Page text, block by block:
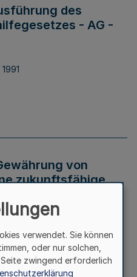
des
- AG -
von
zukunftsfähige
verwendet. Sie können
oder nur solchen,
zwingend erforderlich